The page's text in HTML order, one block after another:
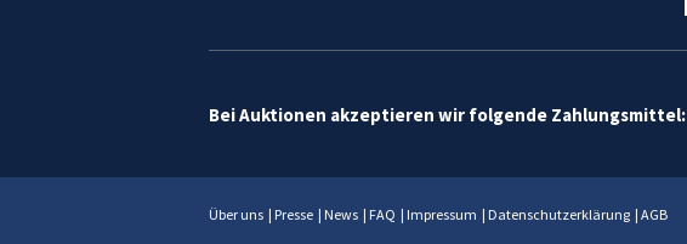
Bei Auktionen akzeptieren wir folgende Zahlungsmittel:
Über uns | Presse | News | FAQ | Impressum | Datenschutzerklärung | AGB